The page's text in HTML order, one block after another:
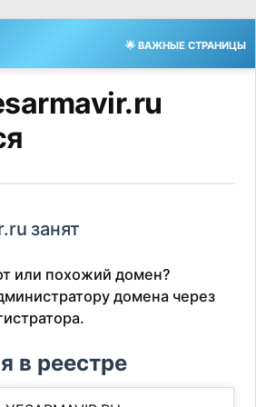
🌟 ВАЖНЫЕ СТРАНИЦЫ
занят
или похожий домен?
домена через
в реестре